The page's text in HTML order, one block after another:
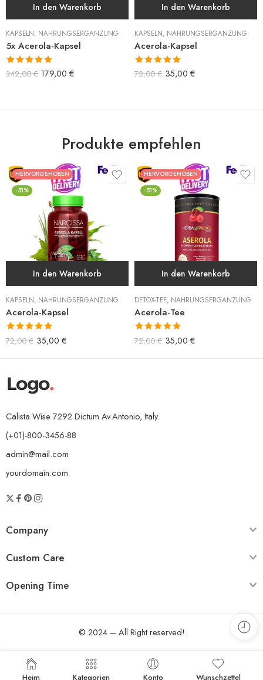
In den Warenkorb
KAPSELN, NAHRUNGSERGÄNZUNG
5x Acerola-Kapsel
Bewertet mit
342,00€ 179,00 €
In den Warenkorb
KAPSELN, NAHRUNGSERGÄNZUNG
Acerola-Kapsel
Bewertet mit
72,00€ 35,00 €
Produkte empfehlen
HERVORGEHOBEN
-51%
In den Warenkorb
KAPSELN, NAHRUNGSERGÄNZUNG
Acerola-Kapsel
Bewertet mit
5.00von 5
72,00€ 35,00 €
HERVORGEHOBEN
-51%
In den Warenkorb
DETOX-TEE, NAHRUNGSERGÄNZUNG
Acerola-Tee
Bewertet mit
5.00von 5
72,00€ 35,00 €
Calista Wise 7292 Dictum Av.Antonio, Italy.
(+01)-800-3456-88
admin@mail.com
yourdomain.com
Company
Custom Care
Opening Time
© 2024 – All Right reserved!
Heim Kategorien Konto Wunschzettel